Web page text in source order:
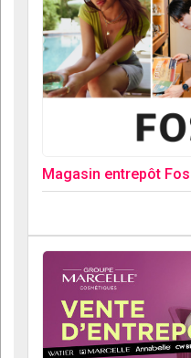
Magasin entrepôt